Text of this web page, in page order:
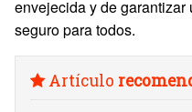
envejecida y de
seguro para todos.
Artículo